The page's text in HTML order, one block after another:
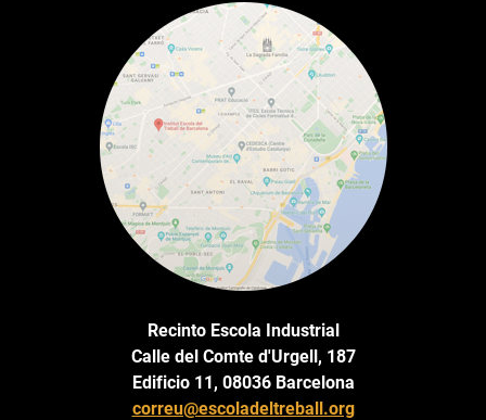
Recinto Escola Industrial
Calle del Comte d'Urgell, 187
Edificio 11, 08036 Barcelona
correu@escoladeltreball.org